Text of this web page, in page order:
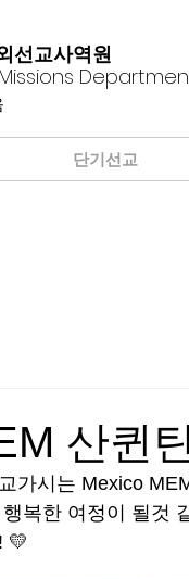
선교사역원
단기선교
산퀸
가시는 Mexico
복한 여정이 될것
💛